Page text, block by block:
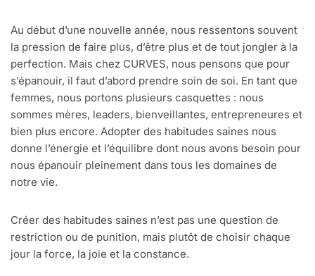
Au début d’une nouvelle année, nous ressentons souvent
la pression de faire plus, d’être plus et de tout jongler à la
perfection. Mais chez CURVES, nous pensons que pour
s’épanouir, il faut d’abord prendre soin de soi. En tant que
femmes, nous portons plusieurs casquettes : nous
sommes mères, leaders, bienveillantes, entrepreneures et
bien plus encore. Adopter des habitudes saines nous
donne l’énergie et l’équilibre dont nous avons besoin pour
nous épanouir pleinement dans tous les domaines de
notre vie.
Créer des habitudes saines n’est pas une question de
restriction ou de punition, mais plutôt de choisir chaque
jour la force, la joie et la constance.